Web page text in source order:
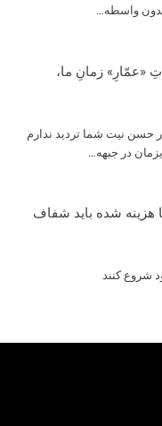
بدون واسطه…
«عمّارِ» زمانِ ما،
حسن نیت شما تردید ندارم
در جبهه…
هزینه شده باید شفاف
شروع کنند